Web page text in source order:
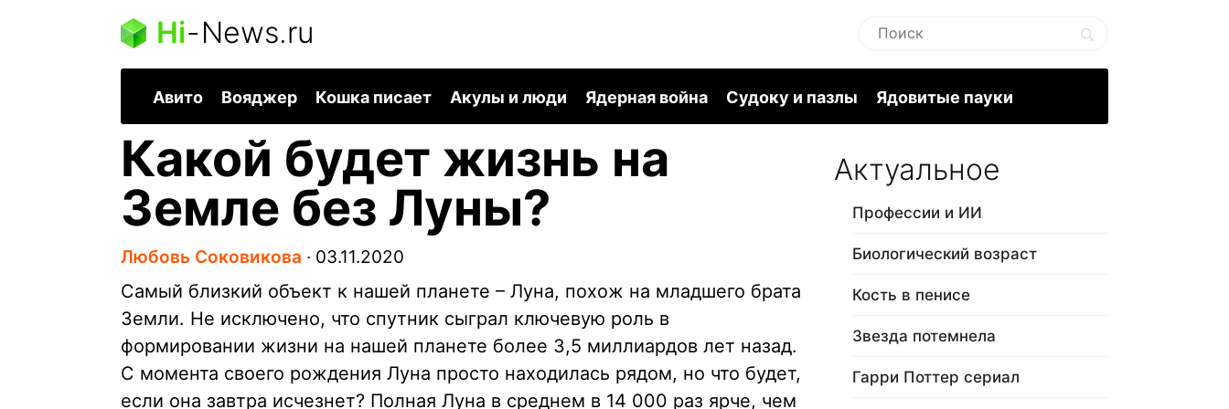
Hi-News.ru
Авито Вояджер Кошка писает Акулы и люди Ядерная война Судоку и пазлы Ядовитые пауки
Какой будет жизнь на
Земле без Луны?
Любовь Соковикова ∙ 03.11.2020
Самый близкий объект к нашей планете – Луна, похож на младшего брата
Земли. Не исключено, что спутник сыграл ключевую роль в
формировании жизни на нашей планете более 3,5 миллиардов лет назад.
С момента своего рождения Луна просто находилась рядом, но что будет,
если она завтра исчезнет? Полная Луна в среднем в 14 000 раз ярче, чем
Актуальное
Профессии и ИИ
Биологический возраст
Кость в пенисе
Звезда потемнела
Гарри Поттер сериал